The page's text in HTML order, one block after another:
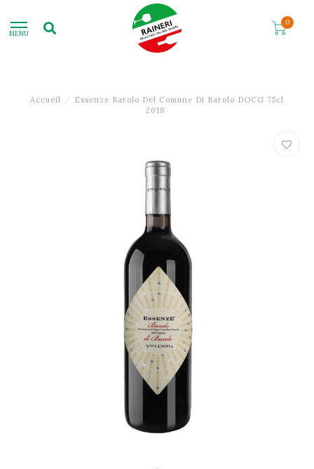
MENU
0
Accueil / Essenze Barolo Del Comune Di Barolo DOCG 75cl
2018